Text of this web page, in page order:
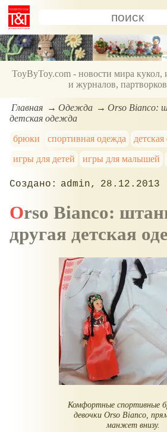
ToyByToy.com - новости мира кукол,
и журналов,
Главная Одежда
Orso Bianco:
детская одежда
брюки
спортивная одежда
игры для детей
игры для малышей
admin 28.12.2013
Orso Bianco: штанишки и
другая детская
Комфортные спортивные
девочки Orso Bianco,
манжет внизу.